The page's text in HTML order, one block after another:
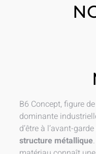
B6 Concept, figure
dominante
d’être à l’avant-
structure métallique